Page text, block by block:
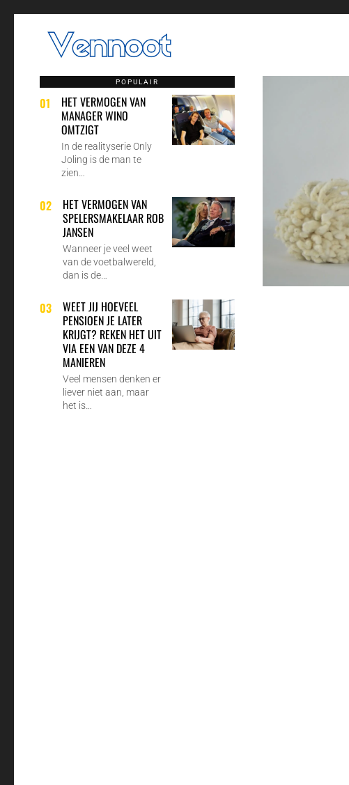
POPULAIR
01
HET VERMOGEN VAN
MANAGER WINO
OMTZIGT
In de realityserie Only
Joling is de man te
zien…
02
HET VERMOGEN VAN
SPELERSMAKELAAR ROB
JANSEN
Wanneer je veel weet
van de voetbalwereld,
dan is de…
03
WEET JIJ HOEVEEL
PENSIOEN JE LATER
KRIJGT? REKEN HET UIT
VIA EEN VAN DEZE 4
MANIEREN
Veel mensen denken er
liever niet aan, maar
het is…